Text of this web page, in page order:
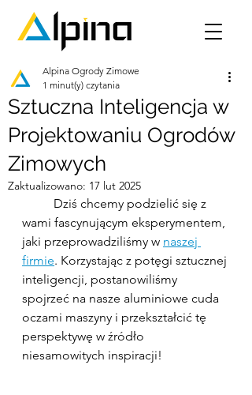
Sztuczna Inteligencja w
Projektowaniu Ogrodów
Zimowych
Alpina Ogrody Zimowe
1 minut(y) czytania
Zaktualizowano: 17 lut 2025
wami fascynującym eksperymentem,
jaki przeprowadziliśmy w naszej
firmie. Korzystając z potęgi sztucznej
inteligencji, postanowiliśmy
spojrzeć na nasze aluminiowe cuda
oczami maszyny i przekształcić tę
perspektywę w źródło
niesamowitych inspiracji!